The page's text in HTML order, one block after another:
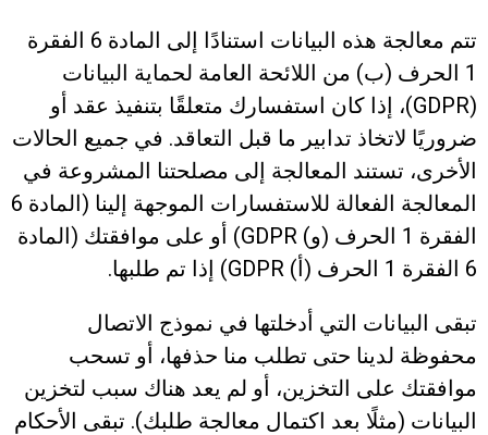
تتم معالجة هذه البيانات استنادًا إلى المادة 6 الفقرة
1 الحرف (ب) من اللائحة العامة لحماية البيانات
(GDPR)، إذا كان استفسارك متعلقًا بتنفيذ عقد أو
ضروريًا لاتخاذ تدابير ما قبل التعاقد. في جميع الحالات
الأخرى، تستند المعالجة إلى مصلحتنا المشروعة في
المعالجة الفعالة للاستفسارات الموجهة إلينا (المادة 6
الفقرة 1 الحرف (و) GDPR) أو على موافقتك (المادة
6 الفقرة 1 الحرف (أ) GDPR) إذا تم طلبها.
تبقى البيانات التي أدخلتها في نموذج الاتصال
محفوظة لدينا حتى تطلب منا حذفها، أو تسحب
موافقتك على التخزين، أو لم يعد هناك سبب لتخزين
البيانات (مثلًا بعد اكتمال معالجة طلبك). تبقى الأحكام